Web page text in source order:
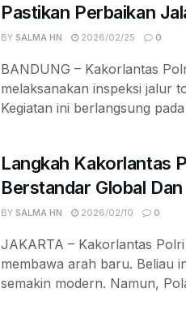
Pastikan Perbaikan
BY SALMA HN 2026/02/25 0
BANDUNG – Kakorlantas
melaksanakan inspeksi jalur
Kegiatan ini berlangsung pada
Langkah Kakorlantas
Berstandar Global
BY SALMA HN 2026/02/10 0
JAKARTA – Kakorlantas
membawa arah baru. Beliau
semakin modern. Namun,